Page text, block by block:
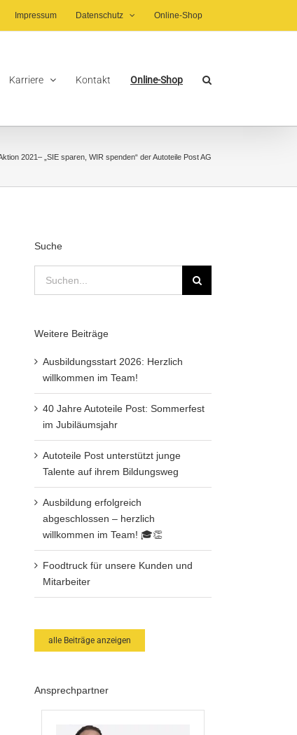
Impressum Datenschutz Online-Shop
Karriere Kontakt Online-Shop
2021– „SIE sparen, WIR spenden“ der Autoteile Post AG
Suche
Weitere Beiträge
Ausbildungsstart 2026: Herzlich
willkommen im Team!
40 Jahre Autoteile Post: Sommerfest
im Jubiläumsjahr
Autoteile Post unterstützt junge
Talente auf ihrem Bildungsweg
Ausbildung erfolgreich
abgeschlossen – herzlich
willkommen im Team! 🎓👏
Foodtruck für unsere Kunden und
Mitarbeiter
alle Beiträge anzeigen
Ansprechpartner